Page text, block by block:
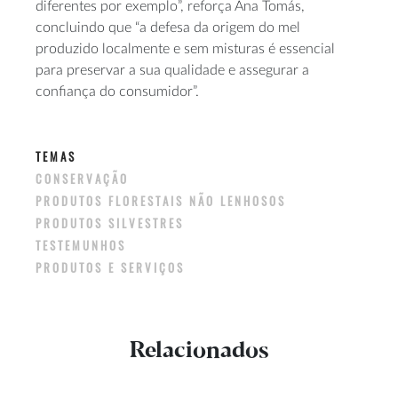
diferentes por exemplo”, reforça Ana Tomás,
concluindo que “a defesa da origem do mel
produzido localmente e sem misturas é essencial
para preservar a sua qualidade e assegurar a
confiança do consumidor”.
TEMAS
CONSERVAÇÃO
PRODUTOS FLORESTAIS NÃO LENHOSOS
PRODUTOS SILVESTRES
TESTEMUNHOS
PRODUTOS E SERVIÇOS
Relacionados